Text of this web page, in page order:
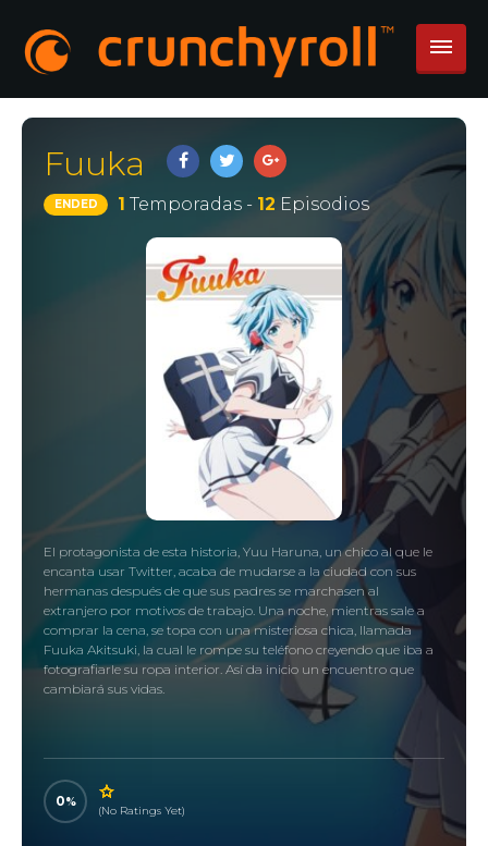
Fuuka
ENDED 1 Temporadas - 12 Episodios
El protagonista de esta historia, Yuu Haruna, un chico al que le
encanta usar Twitter, acaba de mudarse a la ciudad con sus
hermanas después de que sus padres se marchasen al
extranjero por motivos de trabajo. Una noche, mientras sale a
comprar la cena, se topa con una misteriosa chica, llamada
Fuuka Akitsuki, la cual le rompe su teléfono creyendo que iba a
fotografiarle su ropa interior. Así da inicio un encuentro que
cambiará sus vidas.
0
(No Ratings Yet)